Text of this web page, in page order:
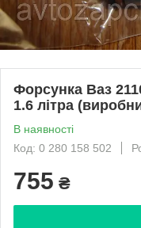
Форсунка Ваз
1.6 літра
В наявності
Код: 0 280 158 502
755 ₴